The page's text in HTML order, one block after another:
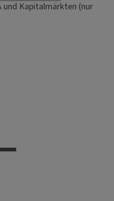
und Kapitalmärkten (nur